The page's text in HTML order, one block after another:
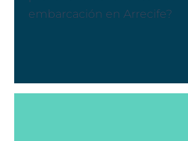
embarcación en Arrecife?